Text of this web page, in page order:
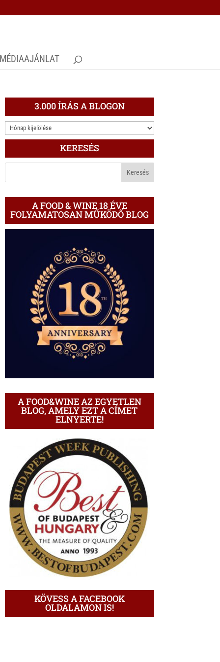
MÉDIAAJÁNLAT
3.000 ÍRÁS A BLOGON
3.000
ÍRÁS
BLOGON
KERESÉS
A FOOD & WINE 18 ÉVE
FOLYAMATOSAN MŰKÖDŐ BLOG
A FOOD&WINE AZ EGYETLEN
BLOG, AMELY EZT A CÍMET
ELNYERTE!
KÖVESS A FACEBOOK
OLDALAMON IS!